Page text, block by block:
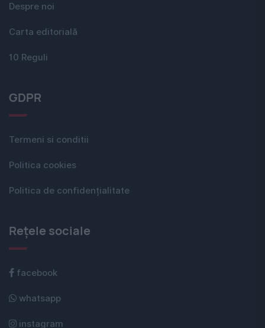
Despre noi
Carta editorială
10 Reguli
GDPR
Termeni si conditii
Politica cookies
Politica de confidențialitate
Rețele sociale
facebook
whatsapp
instagram